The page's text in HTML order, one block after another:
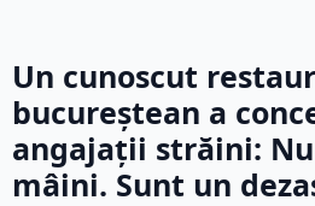
Un cunoscut
bucureștean a
angajații străini:
mâini. Sunt un